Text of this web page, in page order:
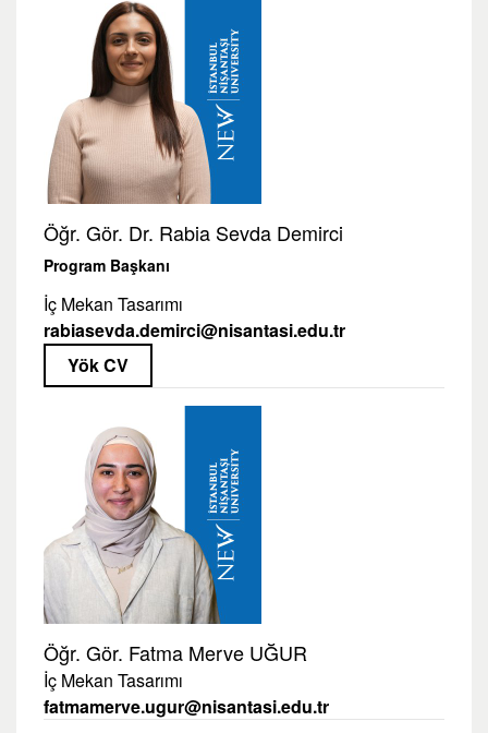
Öğr. Gör. Dr. Rabia Sevda Demirci
Program Başkanı
İç Mekan Tasarımı
rabiasevda.demirci@nisantasi.edu.tr
Yök CV
Öğr. Gör. Fatma Merve UĞUR
İç Mekan Tasarımı
fatmamerve.ugur@nisantasi.edu.tr